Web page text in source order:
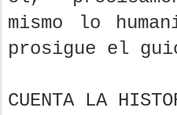
mismo lo
prosigue el
CUENTA LA